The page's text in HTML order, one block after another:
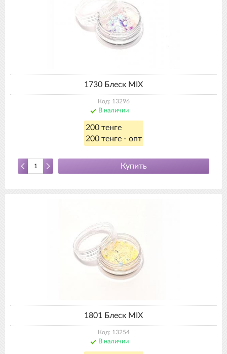
1730 Блеск MIX
Код: 13296
В наличии
200 тенге
200 тенге - опт
Купить
1801 Блеск MIX
Код: 13254
В наличии